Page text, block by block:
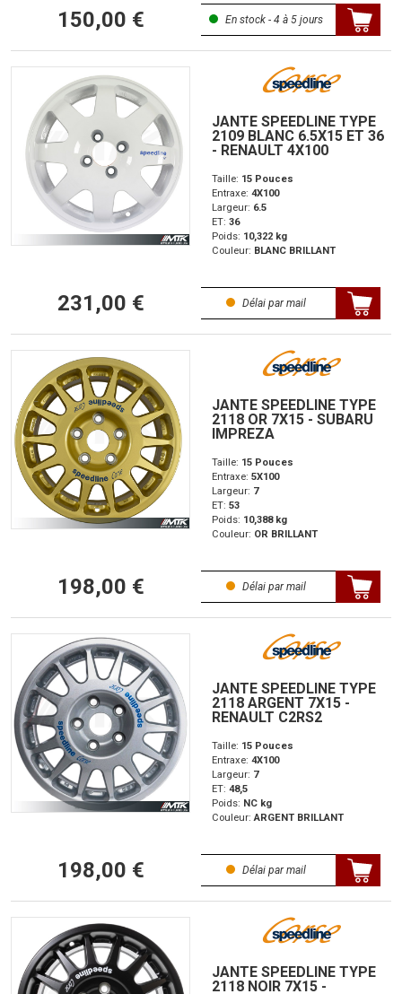
150,00 € En stock - 4 à 5 jours
JANTE SPEEDLINE TYPE
2109 BLANC 6.5X15 ET 36
- RENAULT 4X100
Taille: 15 Pouces
Entraxe: 4X100
Largeur: 6.5
ET: 36
Poids: 10,322 kg
Couleur: BLANC BRILLANT
231,00 € Délai par mail
JANTE SPEEDLINE TYPE
2118 OR 7X15 - SUBARU
IMPREZA
Taille: 15 Pouces
Entraxe: 5X100
Largeur: 7
ET: 53
Poids: 10,388 kg
Couleur: OR BRILLANT
198,00 € Délai par mail
JANTE SPEEDLINE TYPE
2118 ARGENT 7X15 -
RENAULT C2RS2
Taille: 15 Pouces
Entraxe: 4X100
Largeur: 7
ET: 48,5
Poids: NC kg
Couleur: ARGENT BRILLANT
198,00 € Délai par mail
JANTE SPEEDLINE TYPE
2118 NOIR 7X15 -